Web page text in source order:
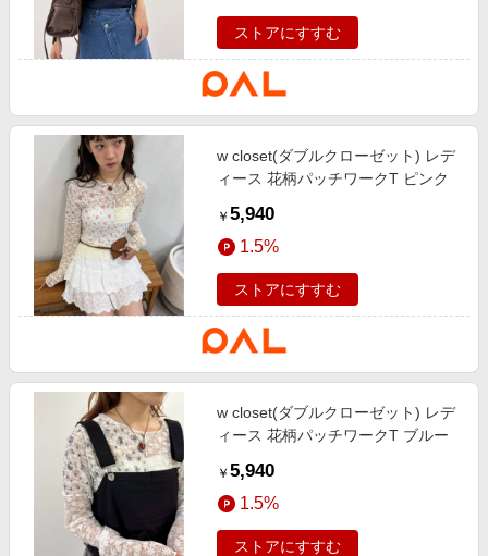
ストアにすすむ
w closet(ダブルクローゼット) レデ
ィース 花柄パッチワークT ピンク
￥ 5,940
1.5%
ストアにすすむ
w closet(ダブルクローゼット) レデ
ィース 花柄パッチワークT ブルー
￥ 5,940
1.5%
ストアにすすむ